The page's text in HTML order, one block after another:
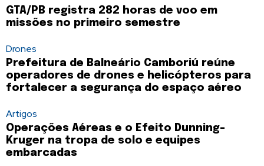
GTA/PB registra 282 horas de voo em
missões no primeiro semestre
Drones
Prefeitura de Balneário Camboriú reúne
operadores de drones e helicópteros para
fortalecer a segurança do espaço aéreo
Artigos
Operações Aéreas e o Efeito Dunning-
Kruger na tropa de solo e equipes
embarcadas